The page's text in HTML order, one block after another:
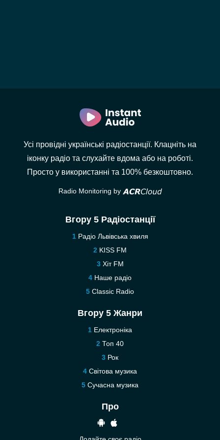
Усі провідні українські радіостанції. Клацніть на
іконку радіо та слухайте вдома або на роботі.
Просто у використанні та 100% безкоштовно.
Radio Monitoring by
Вгору 5 Радіостанції
Радіо Львівська хвиля
KISS FM
Хіт FM
Наше радіо
Classic Radio
Вгору 5 Жанри
Електроніка
Топ 40
Рок
Світова музика
Сучасна музика
Про